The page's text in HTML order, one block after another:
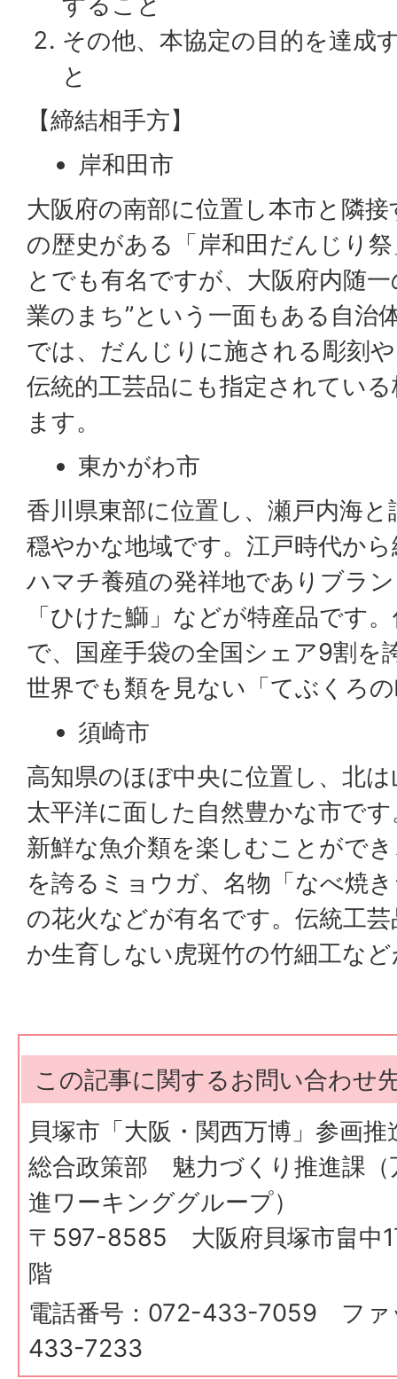
その他、本協定の目的を達成
と
【締結相手方】
岸和田市
大阪府の南部に位置し本市と隣
の歴史がある「岸和田だんじり
とでも有名ですが、大阪府内随
業のまち”という一面もある自治
では、だんじりに施される彫刻
伝統的工芸品にも指定されてい
ます。
東かがわ市
香川県東部に位置し、瀬戸内海
穏やかな地域です。江戸時代か
ハマチ養殖の発祥地でありブラ
「ひけた鰤」などが特産品です
で、国産手袋の全国シェア9割を
世界でも類を見ない「てぶくろ
須崎市
高知県のほぼ中央に位置し、北
太平洋に面した自然豊かな市で
新鮮な魚介類を楽しむことがで
を誇るミョウガ、名物「なべ焼
の花火などが有名です。伝統工
か生育しない虎斑竹の竹細工な
この記事に関するお問い合わせ
貝塚市「大阪・関西万博」参画推
総合政策部 魅力づくり推進課（
進ワーキンググループ）
〒597-8585 大阪府貝塚市畠中
階
電話番号：072-433-7059 ファ
433-7233